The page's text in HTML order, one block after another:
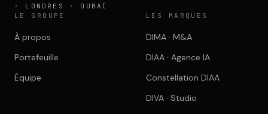
· LONDRES · DUBAÏ
LE GROUPE
À propos
Portefeuille
Équipe
LES MARQUES
DIMA · M&A
DIAA · Agence IA
Constellation DIAA
DIVA · Studio